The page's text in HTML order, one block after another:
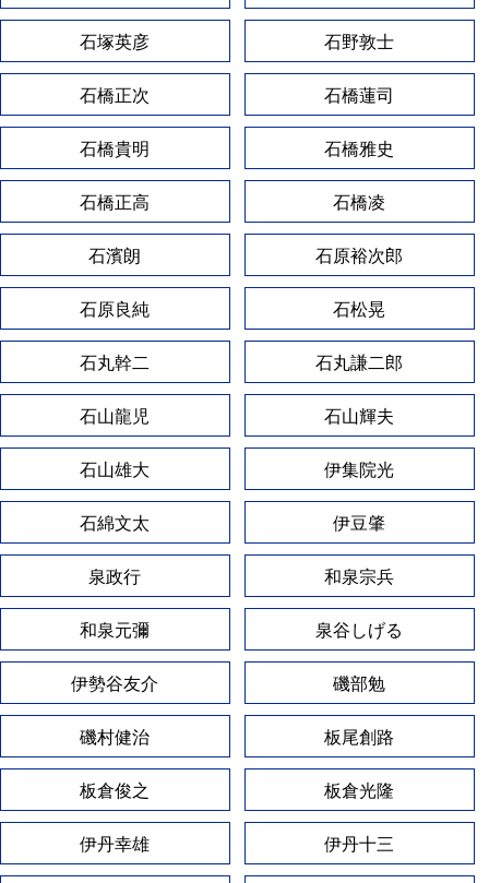
石塚英彦 石野敦士
石橋正次 石橋蓮司
石橋貴明 石橋雅史
石橋正高 石橋凌
石濱朗 石原裕次郎
石原良純 石松晃
石丸幹二 石丸謙二郎
石山龍児 石山輝夫
石山雄大 伊集院光
石綿文太 伊豆肇
泉政行 和泉宗兵
和泉元彌 泉谷しげる
伊勢谷友介 磯部勉
磯村健治 板尾創路
板倉俊之 板倉光隆
伊丹幸雄 伊丹十三